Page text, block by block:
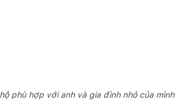
phù hợp với anh và gia đình nhỏ của mình